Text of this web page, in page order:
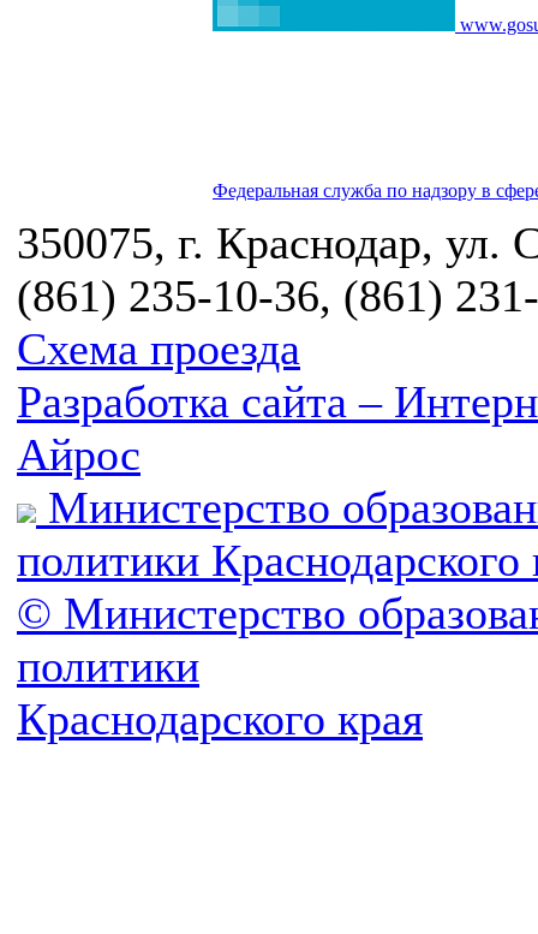
Федеральная служба по надзору в
350075, г. Краснодар, ул.
(861) 235-10-36, (861)
Схема проезда
Разработка сайта –
Айрос
Министерство
политики Краснодарского
© Министерство
политики
Краснодарского края